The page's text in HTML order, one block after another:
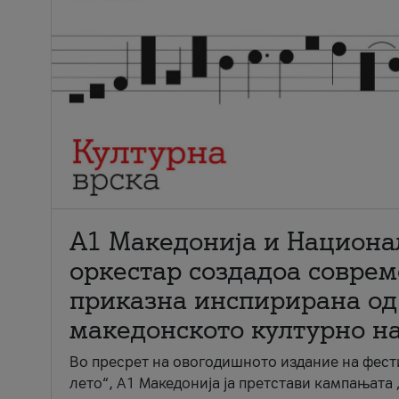
А1 Македонија и
оркестар создадоа
приказна инспирирана од
македонското културно
Во пресрет на овогодишното издание на
лето“, А1 Македонија ја претстави кампањата